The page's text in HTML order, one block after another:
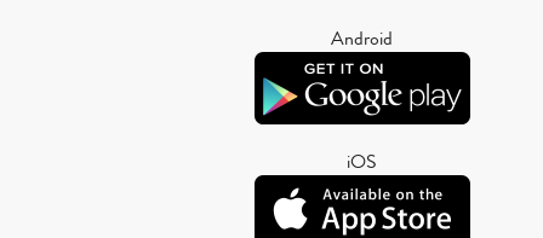
Android
iOS